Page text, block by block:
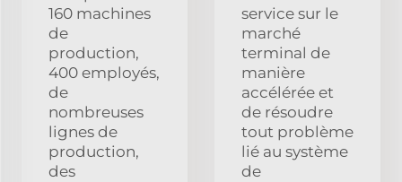
160 machines
de
production,
400 employés,
de
nombreuses
lignes de
production,
des
service sur le
marché
terminal de
manière
accélérée et
de résoudre
tout problème
lié au système
de